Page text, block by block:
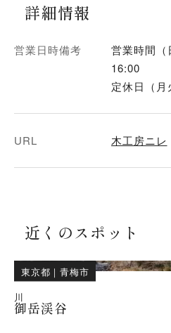
詳細情報
営業日時備考
営業時間（
16:00
定休日（月
URL 木工房ニレ
近くのスポット
東京都 ｜青梅市
川
御岳渓谷